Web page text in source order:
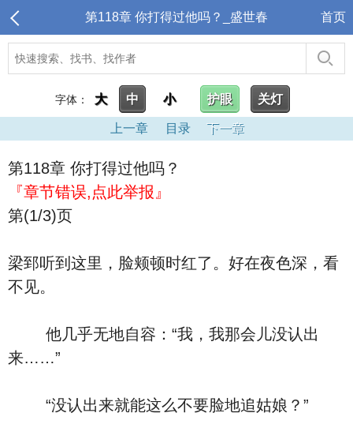
第118章 你打得过他吗？_盛世春 首页
字体： 大 中 小 护眼 关灯
上一章 目录 下一章
第118章 你打得过他吗？
『章节错误,点此举报』
第(1/3)页
梁郅听到这里，脸颊顿时红了。好在夜色深，看
不见。
他几乎无地自容：“我，我那会儿没认出
来……”
“没认出来就能这么不要脸地追姑娘？”